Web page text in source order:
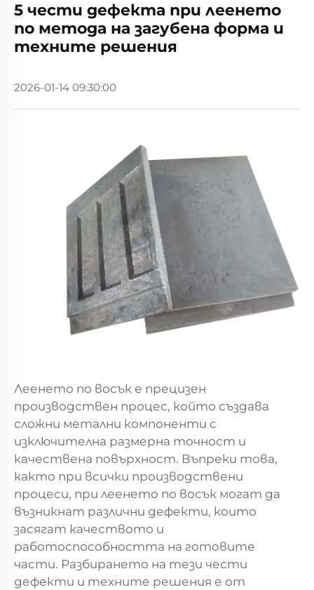
5 чести дефекта при леенето
по метода на загубена форма и
техните решения
2026-01-14 09:30:00
Леенето по восък е прецизен
производствен процес, който създава
сложни метални компоненти с
изключителна размерна точност и
качествена повърхност. Въпреки това,
както при всички производствени
процеси, при леенето по восък могат да
възникнат различни дефекти, които
засягат качеството и
работоспособността на готовите
части. Разбирането на тези чести
дефекти и техните решения е от